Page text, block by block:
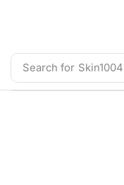
Search for Skin1004